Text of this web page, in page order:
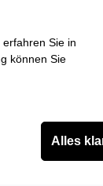
Sie in
können Sie
Alles